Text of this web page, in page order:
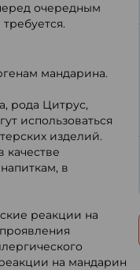
очередным
мандарина.
рода Цитрус,
использоваться
изделий.
качестве
в
реакции на
на мандарин